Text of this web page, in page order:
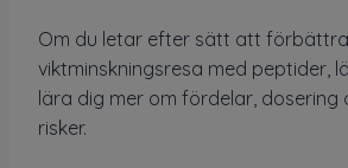
Om du letar efter sätt att
viktminskningsresa med peptider,
lära dig mer om fördelar, dosering
risker.